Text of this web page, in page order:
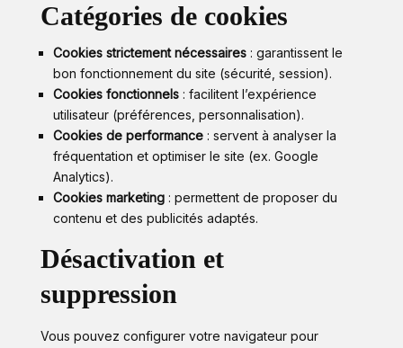
Catégories de cookies
Cookies strictement nécessaires: garantissent le
bon fonctionnement du site (sécurité, session).
Cookies fonctionnels: facilitent l’expérience
utilisateur (préférences, personnalisation).
Cookies de performance: servent à analyser la
fréquentation et optimiser le site (ex. Google
Analytics).
Cookies marketing: permettent de proposer du
contenu et des publicités adaptés.
Désactivation et
suppression
Vous pouvez configurer votre navigateur pour